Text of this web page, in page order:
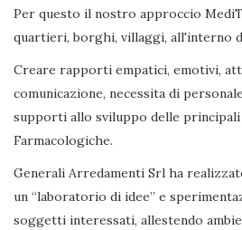
Per questo il nostro approccio
quartieri, borghi, villaggi, all'interno
Creare rapporti empatici, emotivi,
comunicazione, necessita di
supporti allo sviluppo delle
Farmacologiche.
Generali Arredamenti Srl ha
un “laboratorio di idee” e
soggetti interessati, allestendo